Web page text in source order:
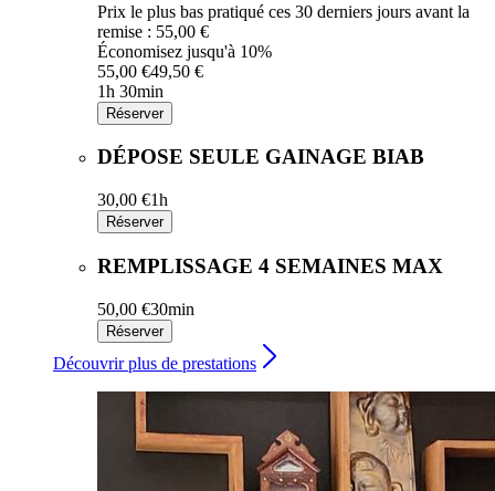
Prix le plus bas pratiqué ces 30 derniers jours avant la
remise : 55,00 €
Économisez jusqu'à 10%
55,00 €49,50 €
1h 30min
Réserver
DÉPOSE SEULE GAINAGE BIAB
30,00 €1h
Réserver
REMPLISSAGE 4 SEMAINES MAX
50,00 €30min
Réserver
Découvrir plus de prestations